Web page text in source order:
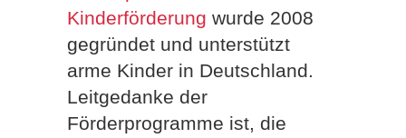
Kinderförderung wurde 2008
gegründet und unterstützt
arme Kinder in Deutschland.
Leitgedanke der
Förderprogramme ist, die